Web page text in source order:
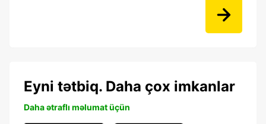
Eyni tətbiq. Daha çox imkanlar
Daha ətraflı məlumat üçün